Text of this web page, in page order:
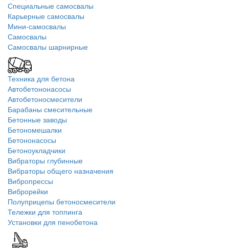
Специальные самосвалы
Карьерные самосвалы
Мини-самосвалы
Самосвалы
Самосвалы шарнирные
Техника для бетона
Автобетононасосы
Автобетоносмесители
Барабаны смесительные
Бетонные заводы
Бетономешалки
Бетононасосы
Бетоноукладчики
Вибраторы глубинные
Вибраторы общего назначения
Вибропрессы
Виброрейки
Полуприцепы бетоносмесители
Тележки для топпинга
Установки для пенобетона